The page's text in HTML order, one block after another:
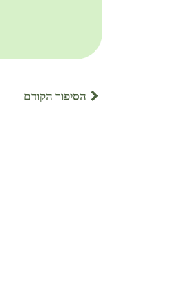
הסיפור הקודם